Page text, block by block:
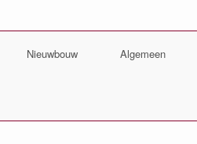
Nieuwbouw Algemeen